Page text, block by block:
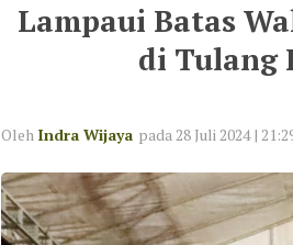
Lampaui Batas
di Tulang
Oleh Indra Wijaya pada 28 Juli 2024 |